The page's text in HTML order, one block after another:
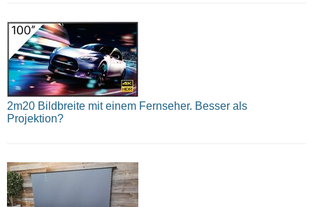
2m20 Bildbreite mit einem Fernseher. Besser als
Projektion?